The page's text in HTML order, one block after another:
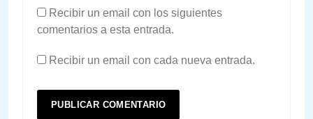
Recibir un email con los siguientes
comentarios a esta entrada.
Recibir un email con cada nueva entrada.